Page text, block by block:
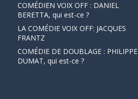
COMÉDIEN VOIX OFF : DANIEL
BERETTA, qui est-ce ?
LA COMÉDIE VOIX OFF: JACQUES
FRANTZ
COMÉDIE DE DOUBLAGE : PHILIPPE
DUMAT, qui est-ce ?